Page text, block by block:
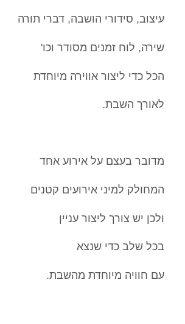
עיצוב, סידורי הושבה, דברי תורה
שירה, לוח זמנים מסודר וכו'
הכל כדי ליצור אווירה מיוחדת
לאורך השבת.
מדובר בעצם על אירוע אחד
המחולק למיני אירועים קטנים
ולכן יש צורך ליצור עניין
בכל שלב כדי שנצא
עם חוויה מיוחדת מהשבת.